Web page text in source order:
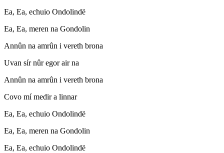
Ea, Ea, echuio Ondolindë
Ea, Ea, meren na Gondolin
Annûn na amrûn i vereth brona
Uvan sír nûr egor air na
Annûn na amrûn i vereth brona
Covo mí medir a linnar
Ea, Ea, echuio Ondolindë
Ea, Ea, meren na Gondolin
Ea, Ea, echuio Ondolindë